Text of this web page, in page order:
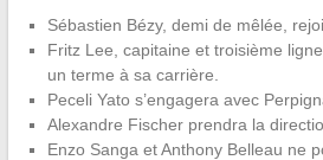
Sébastien Bézy, demi de mêlée,
Fritz Lee, capitaine et troisième
un terme à sa carrière.
Peceli Yato s’engagera avec
Alexandre Fischer prendra la
Enzo Sanga et Anthony Belleau ne